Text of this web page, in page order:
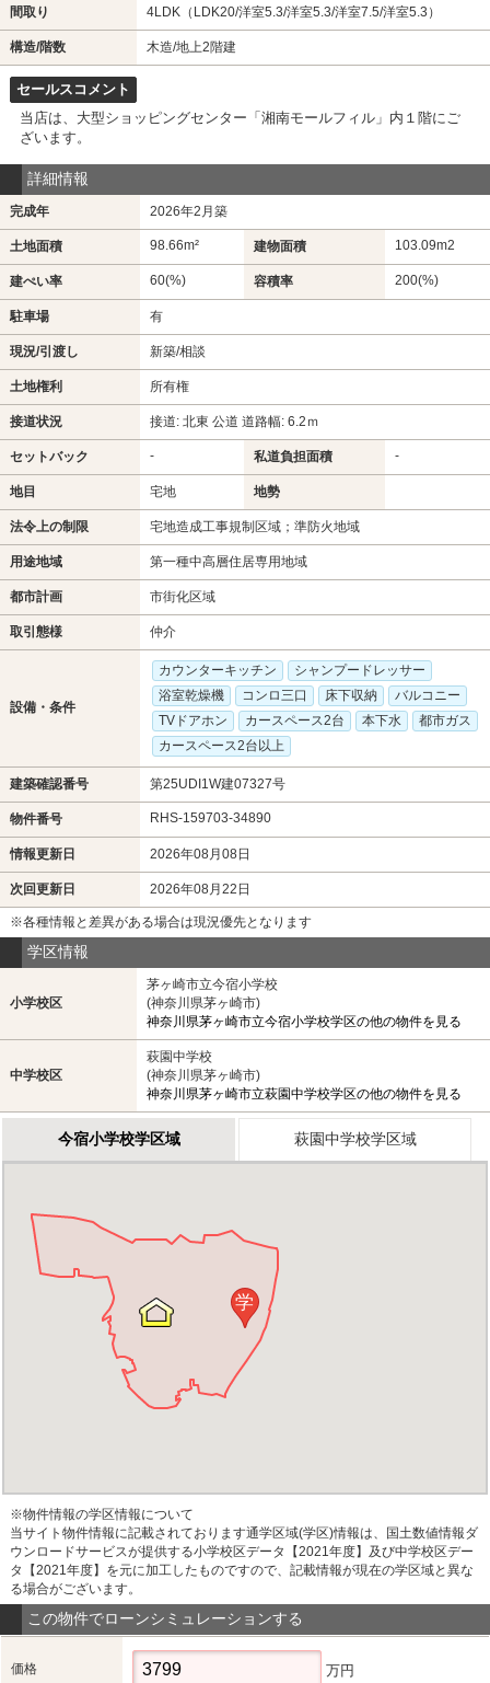
間取り 4LDK（LDK20/洋室5.3/洋室5.3/洋室7.5/洋室5.3）
構造/階数 木造/地上2階建
セールスコメント
当店は、大型ショッピングセンター「湘南モールフィル」内１階にご
ざいます。
詳細情報
完成年 2026年2月築
土地面積 98.66m² 建物面積 103.09m2
建ぺい率 60(%) 容積率 200(%)
駐車場 有
現況/引渡し 新築/相談
土地権利 所有権
接道状況 接道: 北東 公道 道路幅: 6.2ｍ
セットバック - 私道負担面積 -
地目 宅地 地勢
法令上の制限 宅地造成工事規制区域；準防火地域
用途地域 第一種中高層住居専用地域
都市計画 市街化区域
取引態様 仲介
設備・条件
カウンターキッチン
シャンプードレッサー
浴室乾燥機
コンロ三口 床下収納
バルコニー
TVドアホン
カースペース2台 本下水
都市ガス
カースペース2台以上
建築確認番号 第25UDI1W建07327号
物件番号 RHS-159703-34890
情報更新日 2026年08月08日
次回更新日 2026年08月22日
※各種情報と差異がある場合は現況優先となります
学区情報
小学校区
茅ヶ崎市立今宿小学校
(神奈川県茅ヶ崎市)
神奈川県茅ヶ崎市立今宿小学校学区の他の物件を見る
中学校区
萩園中学校
(神奈川県茅ヶ崎市)
神奈川県茅ヶ崎市立萩園中学校学区の他の物件を見る
今宿小学校学区域 萩園中学校学区域
学
※物件情報の学区情報について
当サイト物件情報に記載されております通学区域(学区)情報は、国土数値情報ダ
ウンロードサービスが提供する小学校区データ【2021年度】及び中学校区デー
タ【2021年度】を元に加工したものですので、記載情報が現在の学区域と異な
る場合がございます。
この物件でローンシミュレーションする
価格 万円